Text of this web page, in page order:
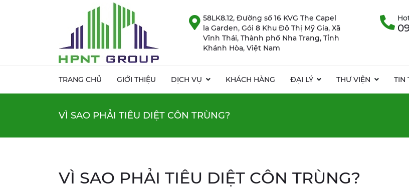
TRANG CHỦ GIỚI THIỆU DỊCH VỤ KHÁCH HÀNG ĐẠI LÝ THƯ VIỆN TIN
58LK8.12, Đường số 16 KVG The Capel
la Garden, Gói 8 Khu Đô Thị Mỹ Gia, Xã
Vĩnh Thái, Thành phố Nha Trang, Tỉnh
Khánh Hòa, Việt Nam
VÌ SAO PHẢI TIÊU DIỆT CÔN TRÙNG?
VÌ SAO PHẢI TIÊU DIỆT CÔN TRÙNG?